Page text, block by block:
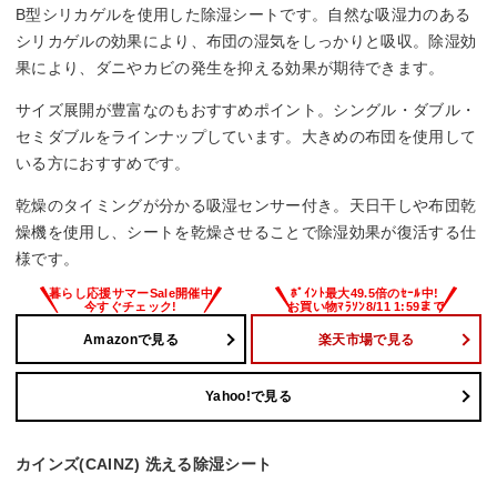
B型シリカゲルを使用した除湿シートです。自然な吸湿力のある
シリカゲルの効果により、布団の湿気をしっかりと吸収。除湿効
果により、ダニやカビの発生を抑える効果が期待できます。
サイズ展開が豊富なのもおすすめポイント。シングル・ダブル・
セミダブルをラインナップしています。大きめの布団を使用して
いる方におすすめです。
乾燥のタイミングが分かる吸湿センサー付き。天日干しや布団乾
燥機を使用し、シートを乾燥させることで除湿効果が復活する仕
様です。
Amazonで見る 楽天市場で見る
Yahoo!で見る
カインズ(CAINZ) 洗える除湿シート